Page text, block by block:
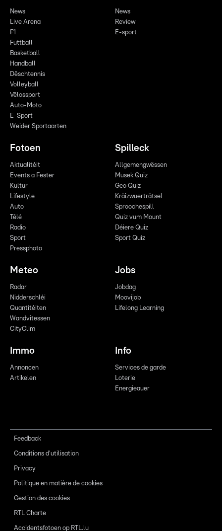
News
Live Arena
F1
Futtball
Basketball
Handball
Dëschtennis
Volleyball
Vëlossport
Auto-Moto
E-Sport
Weider Sportaarten
News
Review
E-sport
Fotoen
Aktualitéit
Events a Fester
Kultur
Lifestyle
Auto
Télé
Radio
Sport
Pressphoto
Spilleck
Allgemengwëssen
Musek Quiz
Geo Quiz
Kräizwuerträtsel
Sproochespill
Quiz vum Mount
Déiere Quiz
Sport Quiz
Meteo
Radar
Nidderschléi
Quantitéiten
Wandvitessen
CityClim
Jobs
Jobdag
Moovijob
Lifelong Learning
Immo
Annoncen
Artikelen
Info
Services de garde
Loterie
Energieauer
Feedback
Conditions d'utilisation
Privacy
Politique en matière de cookies
Gestion des cookies
RTL Charte
Accidentsfotoen op RTL.lu